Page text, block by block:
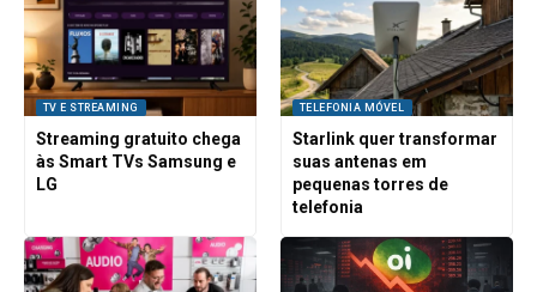
TV E STREAMING
Streaming gratuito chega
às Smart TVs Samsung e
LG
TELEFONIA MÓVEL
Starlink quer transformar
suas antenas em
pequenas torres de
telefonia